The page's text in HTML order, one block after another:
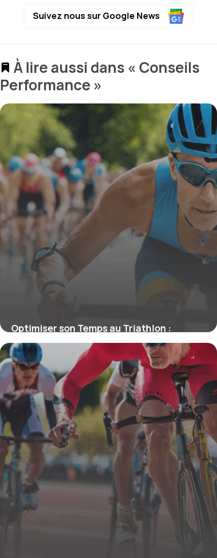
Suivez nous sur Google News
À lire aussi dans « Conseils
Performance »
Optimiser son Temps au Triathlon :
Analyse et Stratégies Gagnantes
4 juillet 2025